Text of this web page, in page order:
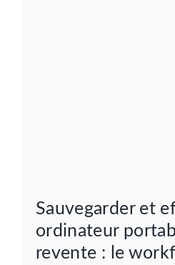
Sauvegarder et
ordinateur
revente : le